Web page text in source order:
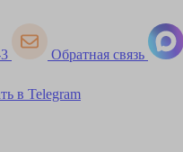
Обратная связь
в Telegram